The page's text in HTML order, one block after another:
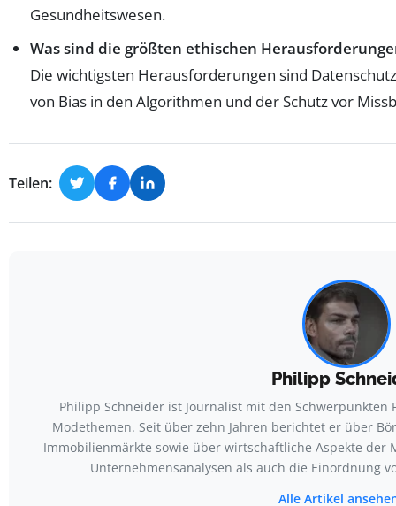
Gesundheitswesen.
Was sind die größten ethischen
Die wichtigsten Herausforderungen sind
von Bias in den Algorithmen und der Schutz vor
Teilen:
Philipp
Philipp Schneider ist Journalist mit den Schwerpunkten
Modethemen. Seit über zehn Jahren berichtet er über
Immobilienmärkte sowie über wirtschaftliche Aspekte der
Unternehmensanalysen als auch die Einordnung
Alle Artikel